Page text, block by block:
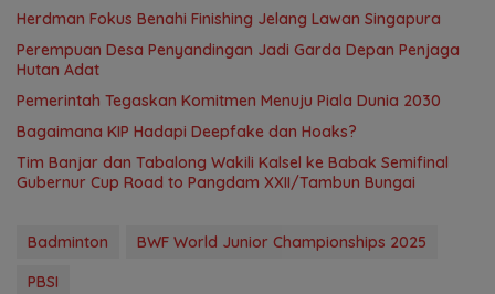
Herdman Fokus Benahi Finishing Jelang Lawan Singapura
Perempuan Desa Penyandingan Jadi Garda Depan Penjaga
Hutan Adat
Pemerintah Tegaskan Komitmen Menuju Piala Dunia 2030
Bagaimana KIP Hadapi Deepfake dan Hoaks?
Tim Banjar dan Tabalong Wakili Kalsel ke Babak Semifinal
Gubernur Cup Road to Pangdam XXII/Tambun Bungai
Badminton
BWF World Junior Championships 2025
PBSI